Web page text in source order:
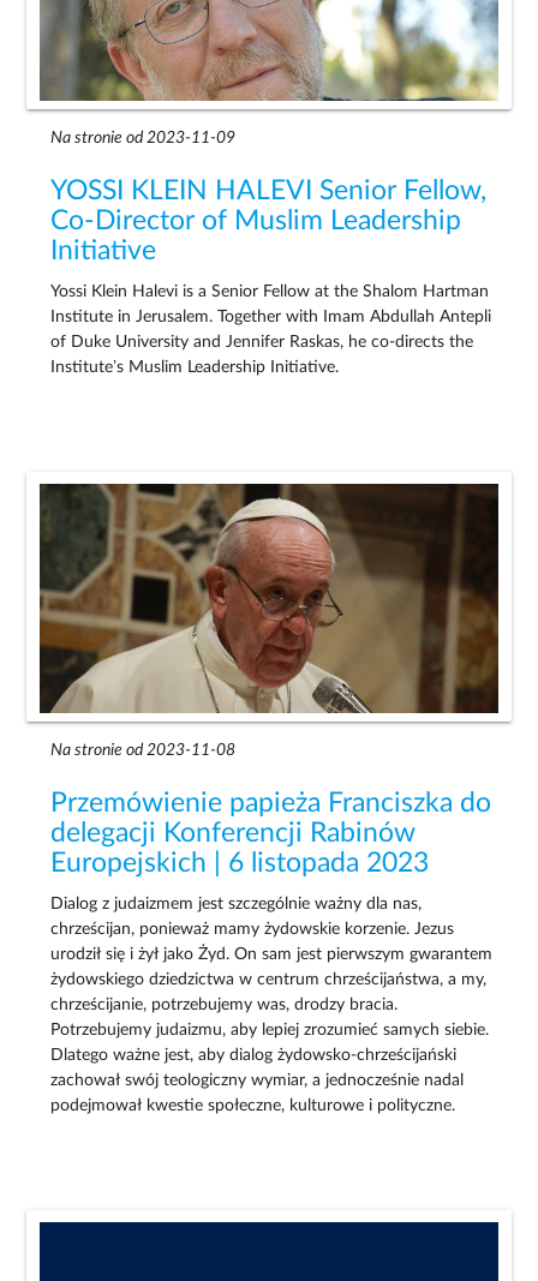
Na stronie od 2023-11-09
YOSSI KLEIN HALEVI Senior Fellow,
Co-Director of Muslim Leadership
Initiative
Yossi Klein Halevi is a Senior Fellow at the Shalom Hartman
Institute in Jerusalem. Together with Imam Abdullah Antepli
of Duke University and Jennifer Raskas, he co-directs the
Institute’s Muslim Leadership Initiative.
Na stronie od 2023-11-08
Przemówienie papieża Franciszka do
delegacji Konferencji Rabinów
Europejskich | 6 listopada 2023
Dialog z judaizmem jest szczególnie ważny dla nas,
chrześcijan, ponieważ mamy żydowskie korzenie. Jezus
urodził się i żył jako Żyd. On sam jest pierwszym gwarantem
żydowskiego dziedzictwa w centrum chrześcijaństwa, a my,
chrześcijanie, potrzebujemy was, drodzy bracia.
Potrzebujemy judaizmu, aby lepiej zrozumieć samych siebie.
Dlatego ważne jest, aby dialog żydowsko-chrześcijański
zachował swój teologiczny wymiar, a jednocześnie nadal
podejmował kwestie społeczne, kulturowe i polityczne.